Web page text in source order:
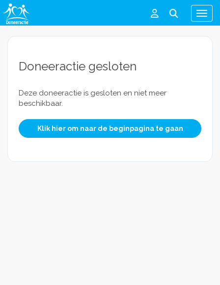
Menu
Doneeractie gesloten
Deze doneeractie is gesloten en niet meer
beschikbaar.
Klik hier om naar de beginpagina te gaan